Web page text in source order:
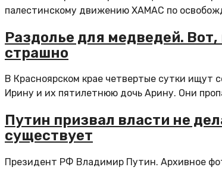
палестинскому движению ХАМАС по
Раздолье для медведей.
страшно
В Красноярском крае четвертые сутки ищут
Ирину и их пятилетнюю дочь Арину. Они
Путин призвал власти не
существует
Президент РФ Владимир Путин. Архивное